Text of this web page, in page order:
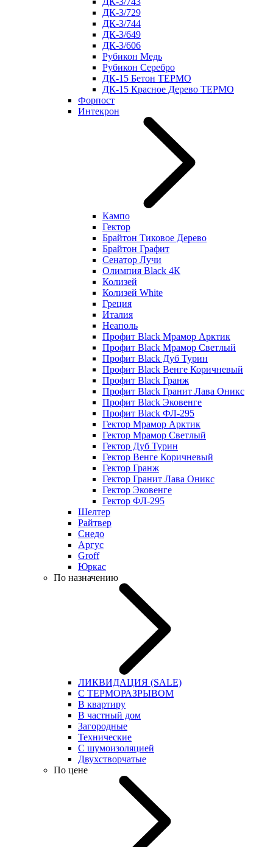
ДК-3/729
ДК-3/744
ДК-3/649
ДК-3/606
Рубикон Медь
Рубикон Серебро
ДК-15 Бетон ТЕРМО
ДК-15 Красное Дерево ТЕРМО
Форпост
Интекрон
Кампо
Гектор
Брайтон Тиковое Дерево
Брайтон Графит
Сенатор Лучи
Олимпия Black 4К
Колизей
Колизей White
Греция
Италия
Неаполь
Профит Black Мрамор Арктик
Профит Black Мрамор Светлый
Профит Black Дуб Турин
Профит Black Венге Коричневый
Профит Black Гранж
Профит Black Гранит Лава Оникс
Профит Black Эковенге
Профит Black ФЛ-295
Гектор Мрамор Арктик
Гектор Мрамор Светлый
Гектор Дуб Турин
Гектор Венге Коричневый
Гектор Гранж
Гектор Гранит Лава Оникс
Гектор Эковенге
Гектор ФЛ-295
Шелтер
Райтвер
Снедо
Аргус
Groff
Юркас
По назначению
ЛИКВИДАЦИЯ (SALE)
С ТЕРМОРАЗРЫВОМ
В квартиру
В частный дом
Загородные
Технические
С шумоизоляцией
Двухстворчатые
По цене